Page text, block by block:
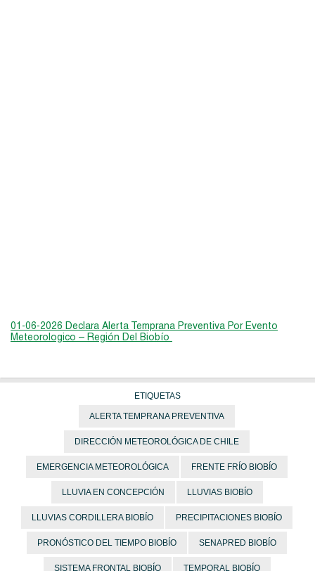
01-06-2026 Declara Alerta Temprana Preventiva Por Evento
Meteorologico – Región Del Biobío
ETIQUETAS
ALERTA TEMPRANA PREVENTIVA
DIRECCIÓN METEOROLÓGICA DE CHILE
EMERGENCIA METEOROLÓGICA FRENTE FRÍO BIOBÍO
LLUVIA EN CONCEPCIÓN LLUVIAS BIOBÍO
LLUVIAS CORDILLERA BIOBÍO PRECIPITACIONES BIOBÍO
PRONÓSTICO DEL TIEMPO BIOBÍO SENAPRED BIOBÍO
SISTEMA FRONTAL BIOBÍO TEMPORAL BIOBÍO